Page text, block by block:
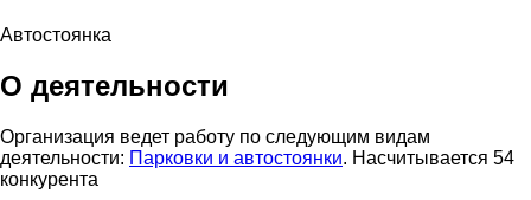
Автостоянка
О деятельности
Организация ведет работу по следующим видам
деятельности: Парковки и автостоянки. Насчитывается 54
конкурента